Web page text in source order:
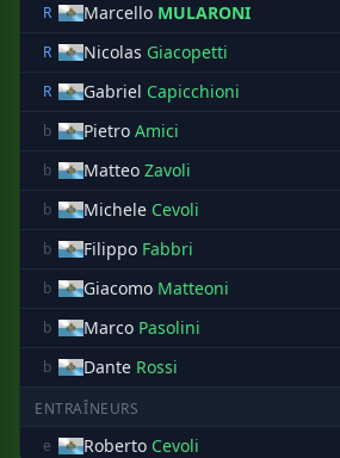
R
Marcello MULARONI
R
Nicolas Giacopetti
R
Gabriel Capicchioni
b
Pietro Amici
b Matteo Zavoli
b Michele Cevoli
b Filippo Fabbri
b Giacomo Matteoni
b Marco Pasolini
b Dante Rossi
ENTRAÎNEURS
e
Roberto Cevoli